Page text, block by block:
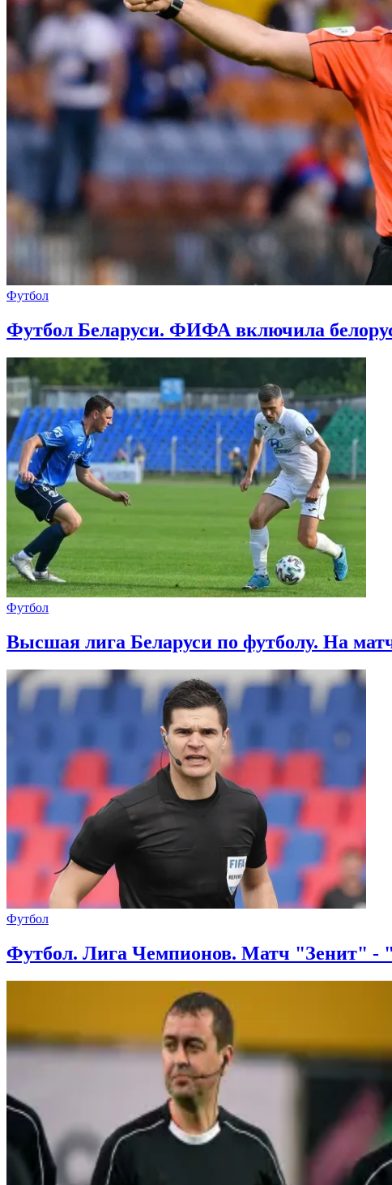
Футбол
Футбол Беларуси. ФИФА включила
Футбол
Высшая лига Беларуси по футболу. На
Футбол
Футбол. Лига Чемпионов. Матч "Зенит" -